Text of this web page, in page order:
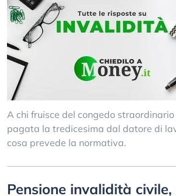
A chi fruisce del congedo
pagata la tredicesima dal datore di
cosa prevede la normativa.
Pensione invalidità